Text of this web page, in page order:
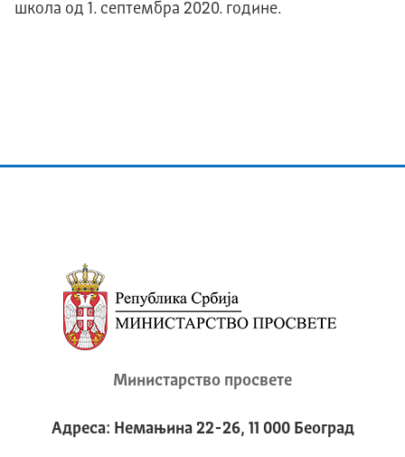
школа од 1. септембра 2020. године.
Министарство просвете
Адреса: Немањина 22-26, 11 000 Београд